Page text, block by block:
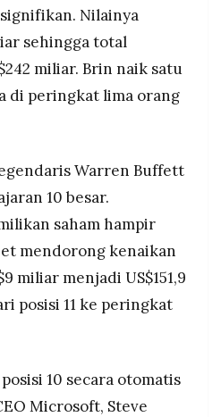
Nilainya
sehingga total
miliar. Brin naik satu
di peringkat lima orang
Warren Buffett
10 besar.
saham hampir
mendorong kenaikan
miliar menjadi US$151,9
posisi 11 ke peringkat
10 secara otomatis
Microsoft, Steve